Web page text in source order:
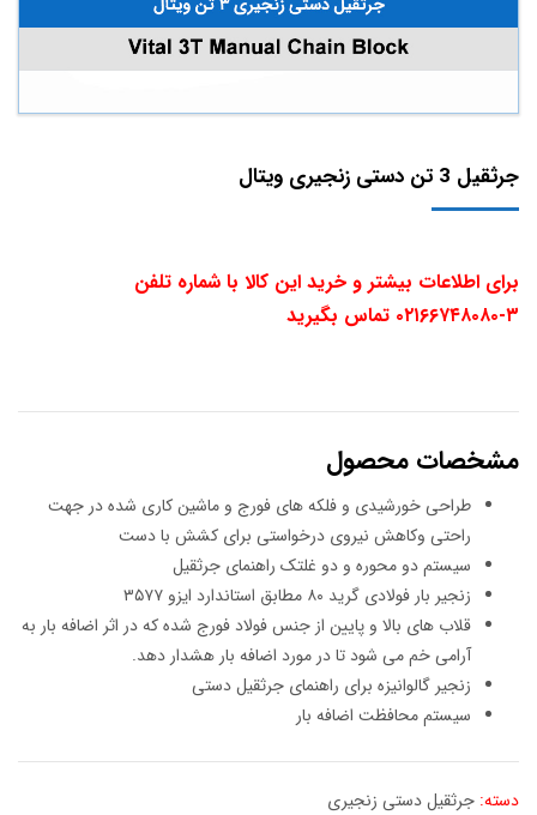
جرثقیل 3 تن دستی زنجیری ویتال
برای اطلاعات بیشتر و خرید این کالا با شماره تلفن
۳-۰۲۱۶۶۷۴۸۰۸۰ تماس بگیرید
مشخصات محصول
طراحی خورشیدی و فلکه های فورج و ماشین کاری شده در جهت
راحتی وکاهش نیروی درخواستی برای کشش با دست
سیستم دو محوره و دو غلتک راهنمای جرثقیل
زنجیر بار فولادی گرید ۸۰ مطابق استاندارد ایزو ۳۵۷۷
قلاب های بالا و پایین از جنس فولاد فورج شده که در اثر اضافه بار به
آرامی خم می شود تا در مورد اضافه بار هشدار دهد.
زنجیر گالوانیزه برای راهنمای جرثقیل دستی
سیستم محافظت اضافه بار
دسته: جرثقیل دستی زنجیری